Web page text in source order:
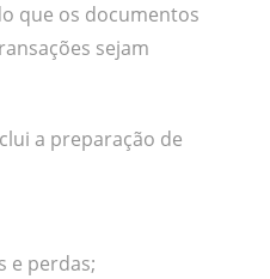
que os documentos
sejam
a preparação de
e perdas;